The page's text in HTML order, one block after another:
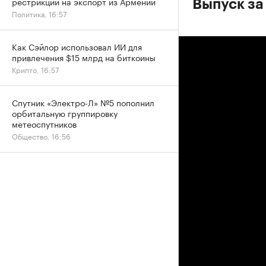
Выпуск
Политика, 16:57
Как Сэйлор использовал ИИ для
привлечения $15 млрд на биткоины
Крипто, 16:57
Спутник «Электро-Л» №5 пополнил
орбитальную группировку
метеоспутников
Общество, 16:56